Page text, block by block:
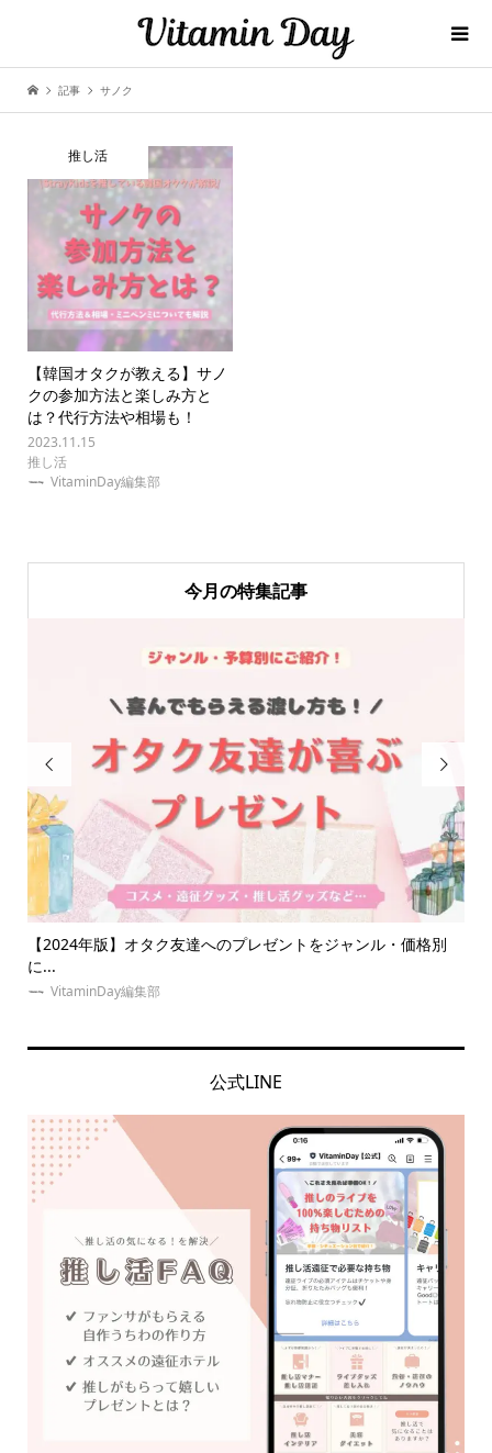
記事 サノク
推し活
【韓国オタクが教える】サノ
クの参加方法と楽しみ方と
は？代行方法や相場も！
2023.11.15
推し活
VitaminDay編集部
今月の特集記事

【2024年版】オタク友達へのプレゼントをジャンル・価格別
に...
VitaminDay編集部

公式LINE